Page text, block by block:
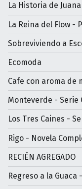
La Historia de Juana
La Reina del Flow -
Sobreviviendo a
Ecomoda
Cafe con aroma de
Monteverde - Serie
Los Tres Caines -
Rigo - Novela
RECIÉN AGREGADO
Regreso a la Guaca